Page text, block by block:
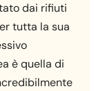
dai rifiuti
tutta la sua
è quella di